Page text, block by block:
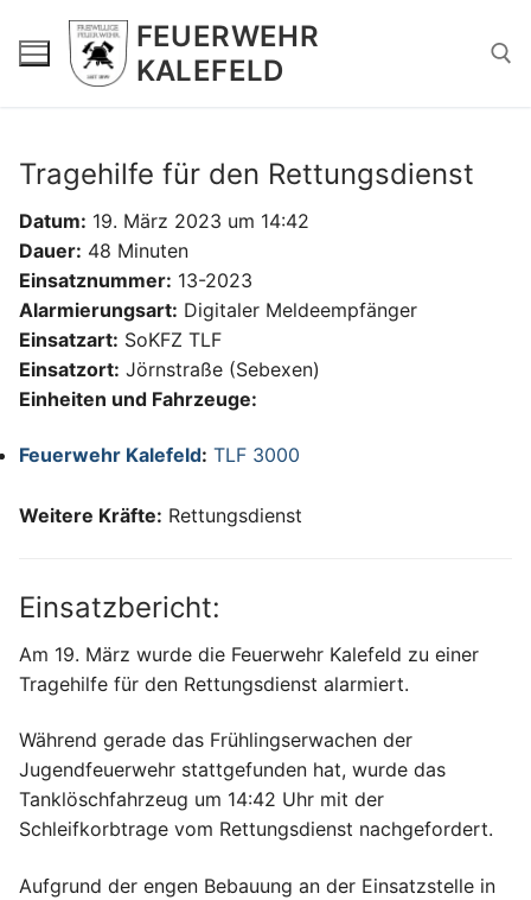
Inhalt
springen
FEUERWEHR
KALEFELD
Tragehilfe für den Rettungsdienst
Datum: 19. März 2023 um 14:42
Dauer: 48 Minuten
Einsatznummer: 13-2023
Alarmierungsart: Digitaler Meldeempfänger
Einsatzart: SoKFZ TLF
Einsatzort: Jörnstraße (Sebexen)
Einheiten und Fahrzeuge:
Feuerwehr Kalefeld: TLF 3000
Weitere Kräfte: Rettungsdienst
Einsatzbericht:
Am 19. März wurde die Feuerwehr Kalefeld zu einer
Tragehilfe für den Rettungsdienst alarmiert.
Während gerade das Frühlingserwachen der
Jugendfeuerwehr stattgefunden hat, wurde das
Tanklöschfahrzeug um 14:42 Uhr mit der
Schleifkorbtrage vom Rettungsdienst nachgefordert.
Aufgrund der engen Bebauung an der Einsatzstelle in